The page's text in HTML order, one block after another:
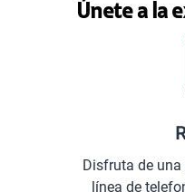
Únete a la
Disfruta de
línea de